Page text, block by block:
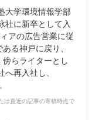
大学環境情報学部
社に新卒として入
アの広告営業に従
る神戸に戻り、
らライターとし
再入社し、
は直近の記事の寄稿時点で